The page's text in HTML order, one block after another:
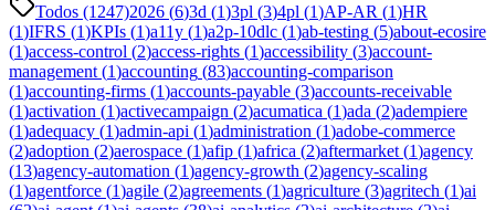
Todos (1247)2026 (6)3d (1)3pl (3)4pl (1)AP-AR (1)HR
(1)IFRS (1)KPIs (1)a11y (1)a2p-10dlc (1)ab-testing (5)about-ecosire
(1)access-control (2)access-rights (1)accessibility (3)account-
management (1)accounting (83)accounting-comparison
(1)accounting-firms (1)accounts-payable (3)accounts-receivable
(1)activation (1)activecampaign (2)acumatica (1)ada (2)adempiere
(1)adequacy (1)admin-api (1)administration (1)adobe-commerce
(2)adoption (2)aerospace (1)afip (1)africa (2)aftermarket (1)agency
(13)agency-automation (1)agency-growth (2)agency-scaling
(1)agentforce (1)agile (2)agreements (1)agriculture (3)agritech (1)ai